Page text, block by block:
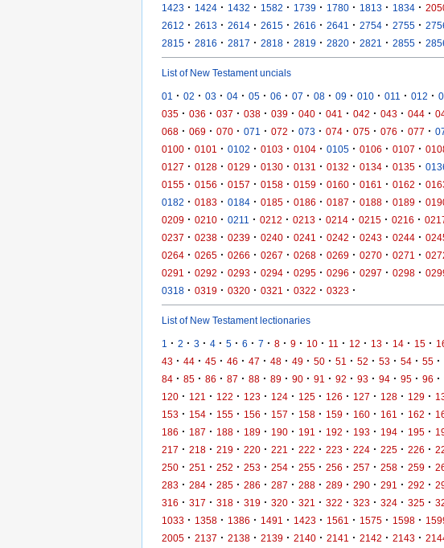
1423 · 1424 · 1432 · 1582 · 1739 · 1780 · 1813 · 1834 ·
2612 · 2613 · 2614 · 2615 · 2616 · 2641 · 2754 · 2755 ·
2815 · 2816 · 2817 · 2818 · 2819 · 2820 · 2821 · 2855 ·
List of New Testament uncials
01 · 02 · 03 · 04 · 05 · 06 · 07 · 08 · 09 · 010 · 011 · 012 ·
035 · 036 · 037 · 038 · 039 · 040 · 041 · 042 · 043 · 044 ·
068 · 069 · 070 · 071 · 072 · 073 · 074 · 075 · 076 · 077 ·
0100 · 0101 · 0102 · 0103 · 0104 · 0105 · 0106 · 0107 ·
0127 · 0128 · 0129 · 0130 · 0131 · 0132 · 0134 · 0135 ·
0155 · 0156 · 0157 · 0158 · 0159 · 0160 · 0161 · 0162 ·
0182 · 0183 · 0184 · 0185 · 0186 · 0187 · 0188 · 0189 ·
0209 · 0210 · 0211 · 0212 · 0213 · 0214 · 0215 · 0216 ·
0237 · 0238 · 0239 · 0240 · 0241 · 0242 · 0243 · 0244 ·
0264 · 0265 · 0266 · 0267 · 0268 · 0269 · 0270 · 0271 ·
0291 · 0292 · 0293 · 0294 · 0295 · 0296 · 0297 · 0298 ·
0318 · 0319 · 0320 · 0321 · 0322 · 0323 ·
List of New Testament lectionaries
1 · 2 · 3 · 4 · 5 · 6 · 7 · 8 · 9 · 10 · 11 · 12 · 13 · 14 · 15 ·
43 · 44 · 45 · 46 · 47 · 48 · 49 · 50 · 51 · 52 · 53 · 54 · 55 ·
84 · 85 · 86 · 87 · 88 · 89 · 90 · 91 · 92 · 93 · 94 · 95 · 96 ·
120 · 121 · 122 · 123 · 124 · 125 · 126 · 127 · 128 · 129 ·
153 · 154 · 155 · 156 · 157 · 158 · 159 · 160 · 161 · 162 ·
186 · 187 · 188 · 189 · 190 · 191 · 192 · 193 · 194 · 195 ·
217 · 218 · 219 · 220 · 221 · 222 · 223 · 224 · 225 · 226 ·
250 · 251 · 252 · 253 · 254 · 255 · 256 · 257 · 258 · 259 ·
283 · 284 · 285 · 286 · 287 · 288 · 289 · 290 · 291 · 292 ·
316 · 317 · 318 · 319 · 320 · 321 · 322 · 323 · 324 · 325 ·
1033 · 1358 · 1386 · 1491 · 1423 · 1561 · 1575 · 1598 ·
2005 · 2137 · 2138 · 2139 · 2140 · 2141 · 2142 · 2143 ·